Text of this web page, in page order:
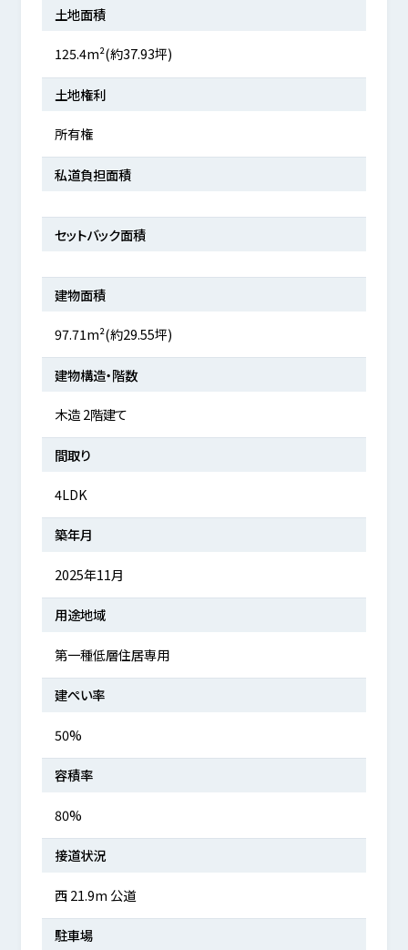
土地面積
125.4m²(約37.93坪)
土地権利
所有権
私道負担面積
セットバック面積
建物面積
97.71m²(約29.55坪)
建物構造・階数
木造 2階建て
間取り
4LDK
築年月
2025年11月
用途地域
第一種低層住居専用
建ぺい率
50%
容積率
80%
接道状況
西 21.9m 公道
駐車場